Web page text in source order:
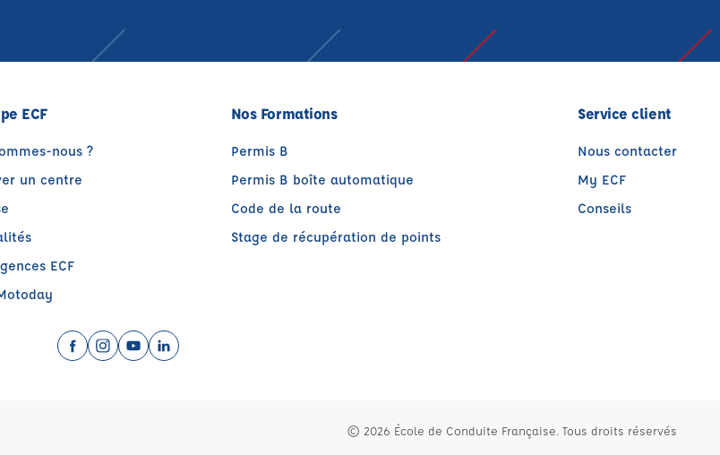
ECF
nous ?
un centre
ECF
Nos Formations
Permis B
Permis B boîte automatique
Code de la route
Stage de récupération de points
Service client
Nous contacter
My ECF
Conseils
Facebook (nouvelle fenêtre)
Instagram (nouvelle fenêtre)
YouTube (nouvelle fenêtre)
LinkedIn (nouvelle fenêtre)
© 2026 École de Conduite Française. Tous droits réservés